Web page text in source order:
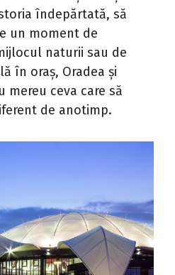
îndepărtată, să
un moment de
naturii sau de
în oraș, Oradea și
mereu ceva care să
de anotimp.